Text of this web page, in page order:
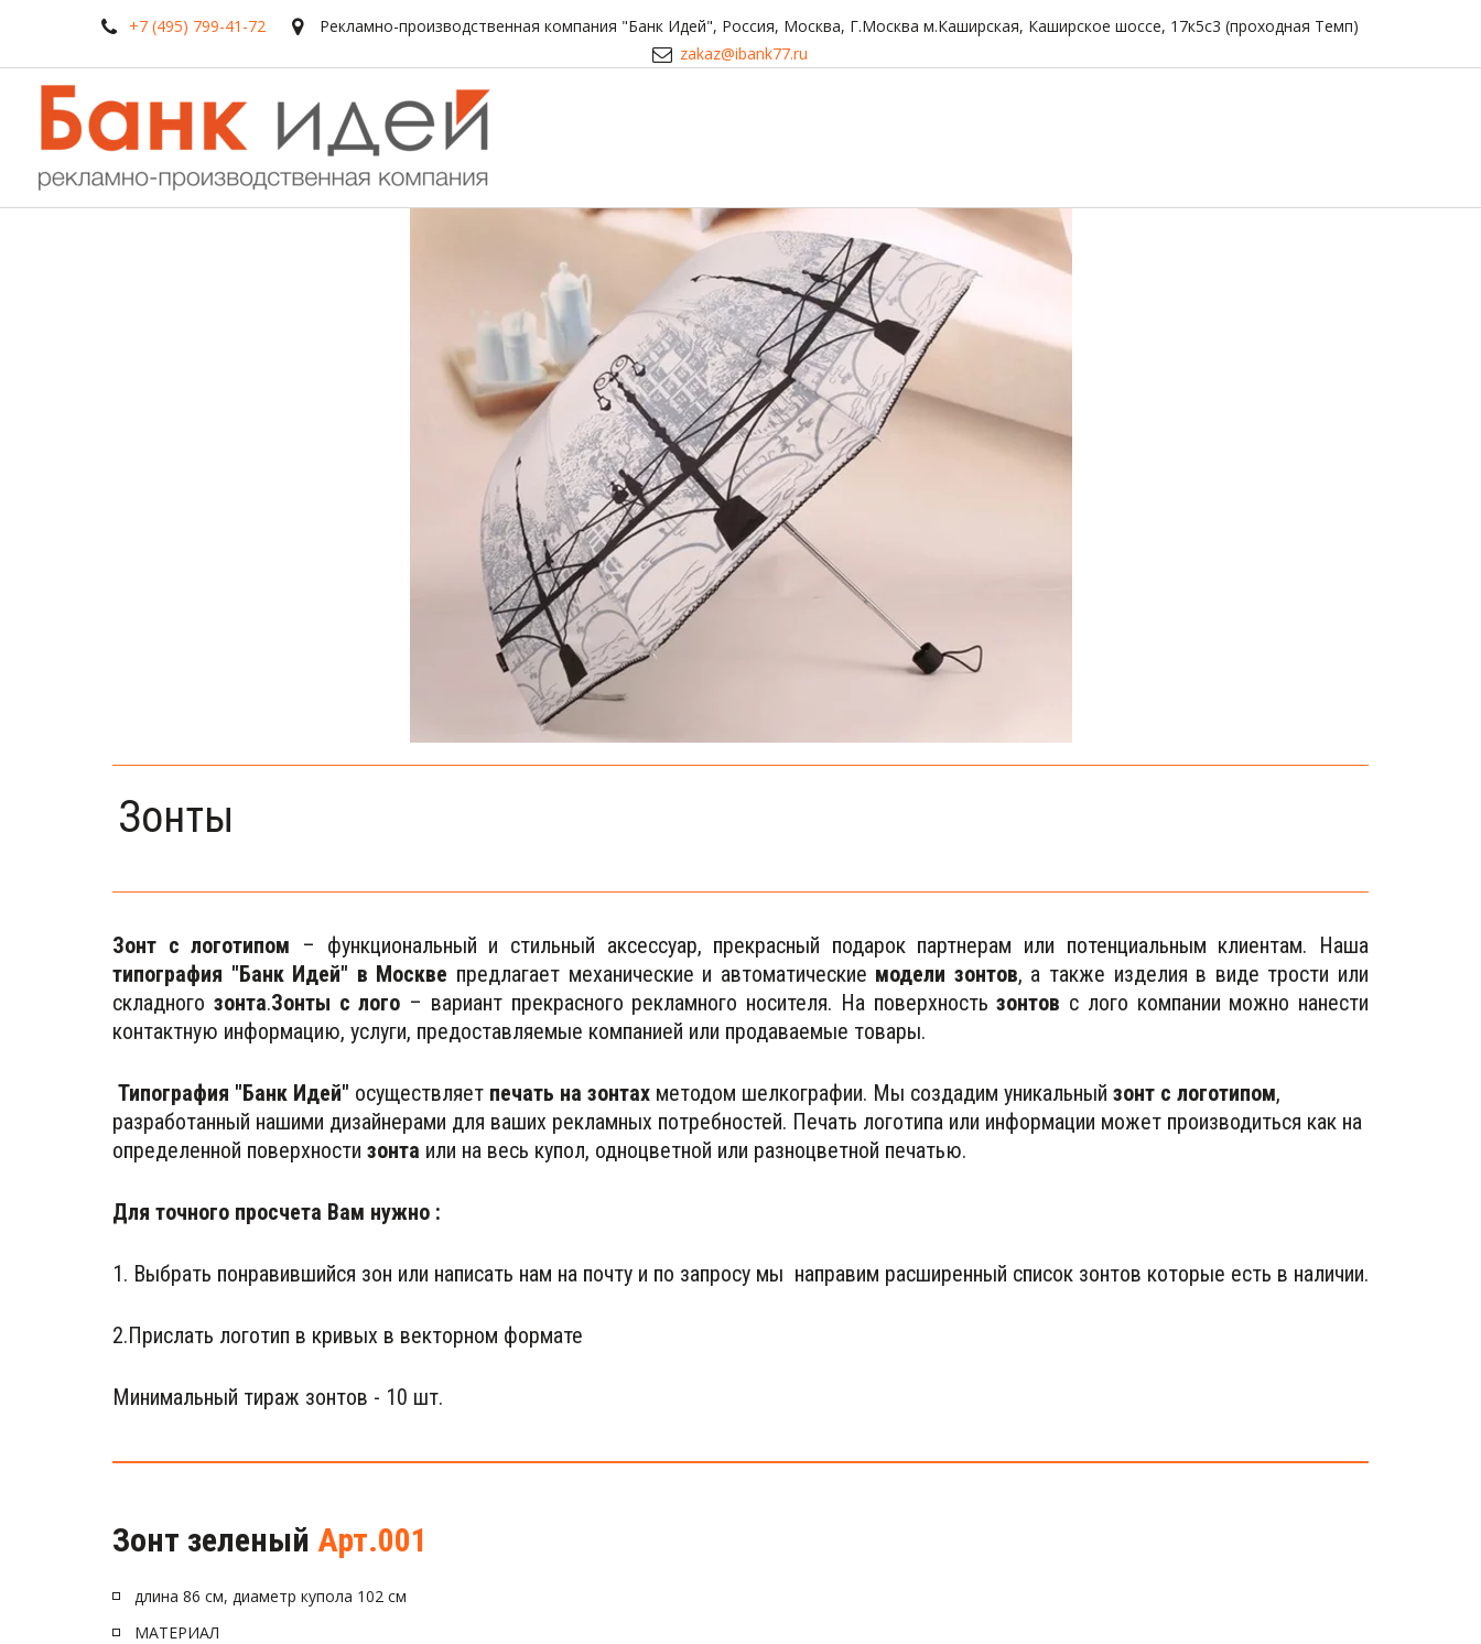
+7 (495) 799-41-72 Рекламно-производственная компания "Банк Идей", Россия, Москва, Г.Москва м.Каширская, Каширское шоссе, 17к5с3 (проходная Темп)
zakaz@ibank77.ru
Зонты
Зонт с логотипом – функциональный и стильный аксессуар, прекрасный подарок партнерам или потенциальным клиентам. Наша
типография "Банк Идей" в Москве предлагает механические и автоматические модели зонтов, а также изделия в виде трости или
складного зонта.Зонты с лого – вариант прекрасного рекламного носителя. На поверхностьзонтов с лого компании можно нанести
контактную информацию, услуги, предоставляемые компанией или продаваемые товары.
Типография "Банк Идей" осуществляет печать на зонтах методом шелкографии. Мы создадим уникальный зонт с логотипом,
разработанный нашими дизайнерами для ваших рекламных потребностей. Печать логотипа или информации может производиться как на
определенной поверхности зонта или на весь купол, одноцветной или разноцветной печатью.
Для точного просчета Вам нужно :
1. Выбрать понравившийся зон или написать нам на почту и по запросу мы  направим расширенный список зонтов которые есть в наличии.
2.Прислать логотип в кривых в векторном формате
Минимальный тираж зонтов - 10 шт.
Зонт зеленый Арт.001
длина 86 см, диаметр купола 102 см
МАТЕРИАЛ